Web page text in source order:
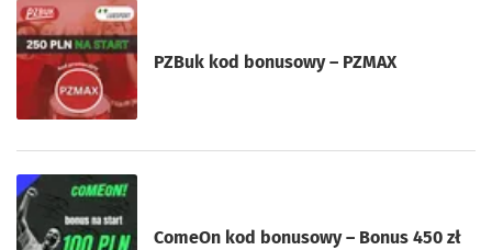
PZBuk kod bonusowy – PZMAX
ComeOn kod bonusowy – Bonus 450 zł